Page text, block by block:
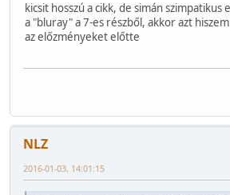
kicsit hosszú a cikk, de simán szimpatikus
a "bluray" a 7-es részből, akkor azt
az előzményeket előtte
NLZ
2016-01-03, 14:01:15